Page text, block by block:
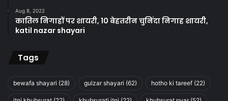
Aug 8, 2022
कातिल निगाहों पर शायरी, 10 बेहतरीन चुनिंदा निगाह शायरी,
katil nazar shayari
Tags
bewafa shayari (28) gulzar shayari (62) hotho ki tareef (22)